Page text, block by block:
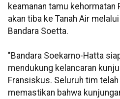
keamanan tamu kehormatan
akan tiba ke Tanah Air
Bandara Soetta.
"Bandara Soekarno-Hatta
mendukung kelancaran
Fransiskus. Seluruh tim
memastikan bahwa